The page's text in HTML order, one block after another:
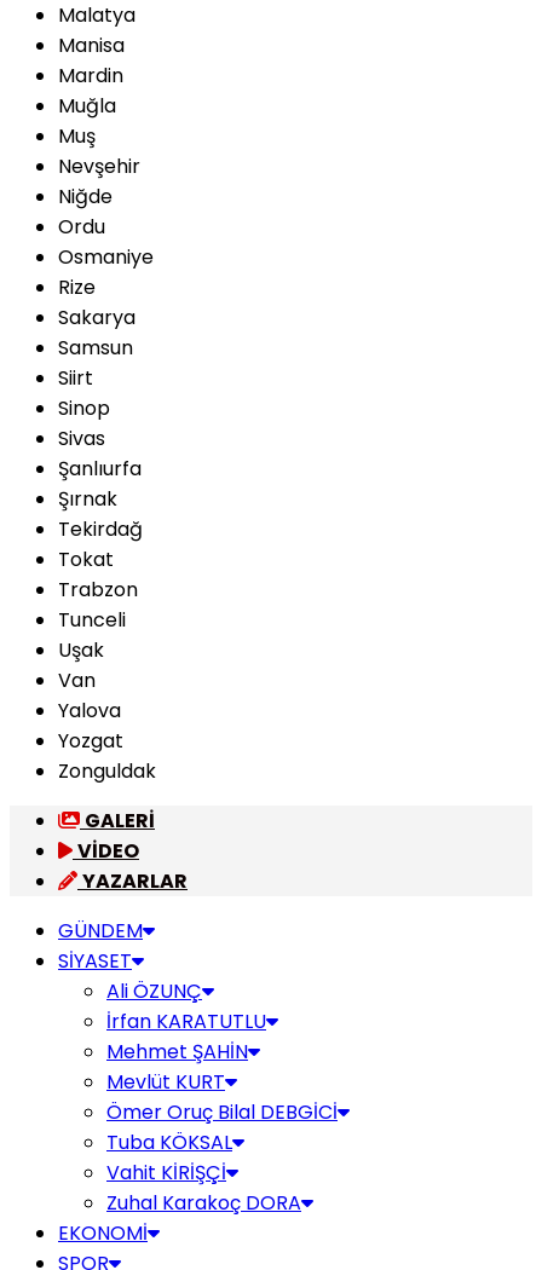
Malatya
Manisa
Mardin
Muğla
Muş
Nevşehir
Niğde
Ordu
Osmaniye
Rize
Sakarya
Samsun
Siirt
Sinop
Sivas
Şanlıurfa
Şırnak
Tekirdağ
Tokat
Trabzon
Tunceli
Uşak
Van
Yalova
Yozgat
Zonguldak
GALERİ
VİDEO
YAZARLAR
GÜNDEM
SİYASET
Ali ÖZUNÇ
İrfan KARATUTLU
Mehmet ŞAHİN
Mevlüt KURT
Ömer Oruç Bilal DEBGİCİ
Tuba KÖKSAL
Vahit KİRİŞÇİ
Zuhal Karakoç DORA
EKONOMİ
SPOR